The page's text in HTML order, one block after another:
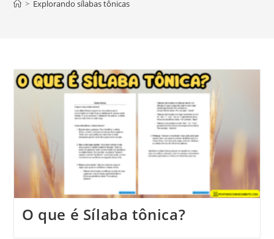
> Explorando sílabas tônicas
O que é Sílaba tônica?